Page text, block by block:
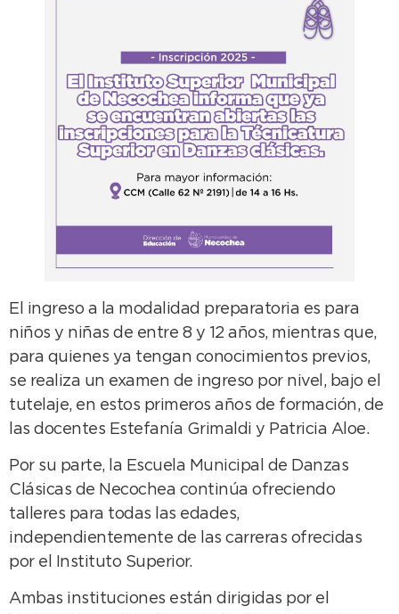
El ingreso a la modalidad preparatoria es para
niños y niñas de entre 8 y 12 años, mientras que,
para quienes ya tengan conocimientos previos,
se realiza un examen de ingreso por nivel, bajo el
tutelaje, en estos primeros años de formación, de
las docentes Estefanía Grimaldi y Patricia Aloe.
Por su parte, la Escuela Municipal de Danzas
Clásicas de Necochea continúa ofreciendo
talleres para todas las edades,
independientemente de las carreras ofrecidas
por el Instituto Superior.
Ambas instituciones están dirigidas por el